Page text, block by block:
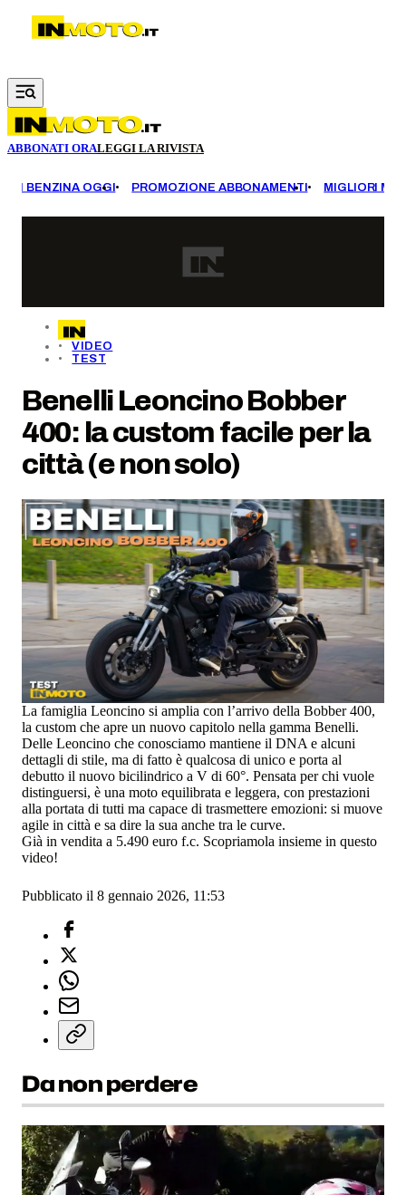
Vai al contenuto principale
ABBONATI ORALEGGI LA RIVISTA
BENZINA OGGI PROMOZIONE ABBONAMENTI MIGLIORI
VIDEO
TEST
Benelli Leoncino Bobber
400: la custom facile per la
città (e non solo)
La famiglia Leoncino si amplia con l’arrivo della Bobber 400,
la custom che apre un nuovo capitolo nella gamma Benelli.
Delle Leoncino che conosciamo mantiene il DNA e alcuni
dettagli di stile, ma di fatto è qualcosa di unico e porta al
debutto il nuovo bicilindrico a V di 60°. Pensata per chi vuole
distinguersi, è una moto equilibrata e leggera, con prestazioni
alla portata di tutti ma capace di trasmettere emozioni: si muove
agile in città e sa dire la sua anche tra le curve.
Già in vendita a 5.490 euro f.c. Scopriamola insieme in questo
video!
Pubblicato il 8 gennaio 2026, 11:53
Da non perdere